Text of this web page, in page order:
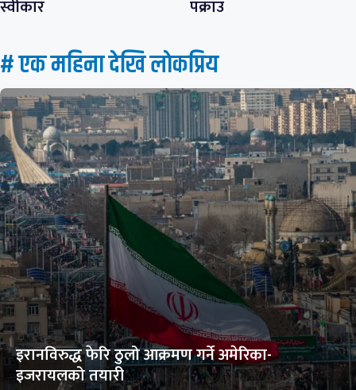
स्वीकार
पक्राउ
# एक महिना देखि लाेकप्रिय
इरानविरुद्ध फेरि ठुलो आक्रमण गर्ने अमेरिका-
इजरायलको तयारी